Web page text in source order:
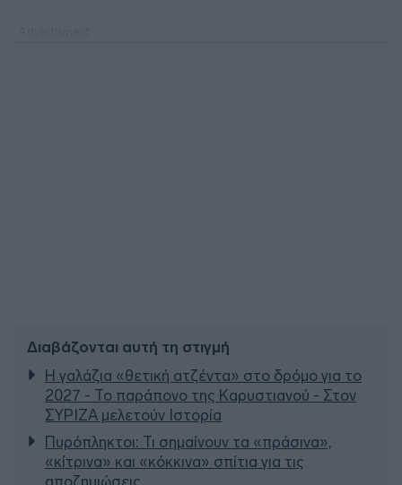
Διαβάζονται αυτή τη στιγμή
Η γαλάζια «θετική ατζέντα» στο δρόμο για το
2027 - Το παράπονο της Καρυστιανού - Στον
ΣΥΡΙΖΑ μελετούν Ιστορία
Πυρόπληκτοι: Τι σημαίνουν τα «πράσινα»,
«κίτρινα» και «κόκκινα» σπίτια για τις